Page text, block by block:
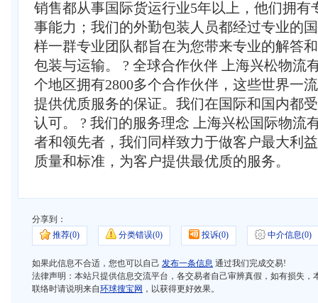
销售都从事国际货运行业5年以上，他们拥
事能力；我们的外勤包装人员都经过专业的
样一群专业团队都旨在为您带来专业的解答
包装与运输。 ? 全球合作伙伴 上海兴松物流
个地区拥有2800多个合作伙伴，这些世界一
提供优质服务的保证。我们在国际和国内都
认可。 ? 我们的服务理念 上海兴松国际物流
者和领先者，我们同样致力于做客户最大利
质量和标准，为客户提供最优质的服务。
分享到：
推荐(0) 分类错误(0) 投诉(0) 中介信息(0)
如果此信息不合适，您也可以自己 发布一条信息 通过我们完成交易!
法律声明：本站只提供信息交流平台，各交易者自己审辨真假，如有损失，
联络时请说明来自环球搜宝网 ，以获得更好效果。